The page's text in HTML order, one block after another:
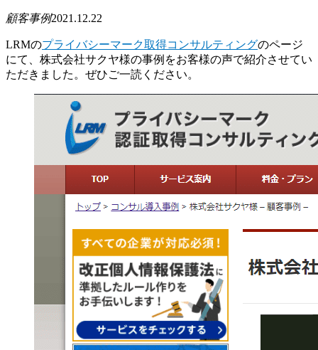
顧客事例2021.12.22
LRMのプライバシーマーク取得コンサルティングのページ
にて、株式会社サクヤ様の事例をお客様の声で紹介させてい
ただきました。ぜひご一読ください。